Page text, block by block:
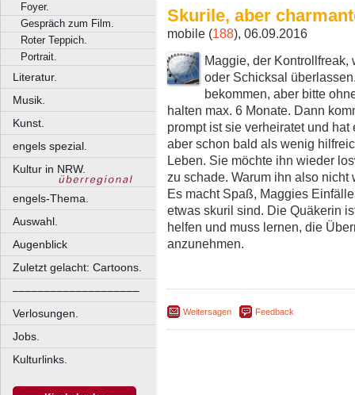
Foyer.
Gespräch zum Film.
Roter Teppich.
Portrait.
Literatur.
Musik.
Kunst.
engels spezial.
Kultur in NRW.
engels-Thema.
Auswahl.
Augenblick
Zuletzt gelacht: Cartoons.
––––––––––––––––––––
Verlosungen.
Jobs.
Kulturlinks.
Skurile, aber
mobile (188), 06.09.2016
Maggie, der
oder Schicksal
bekommen, aber bitte
halten max. 6 Monate. Dann
prompt ist sie verheiratet und
aber schon bald als wenig
Leben. Sie möchte ihn wieder
zu schade. Warum ihn also
Es macht Spaß, Maggies
etwas skuril sind. Die Quäkerin
helfen und muss lernen, die
anzunehmen.
Weitersagen Feedback